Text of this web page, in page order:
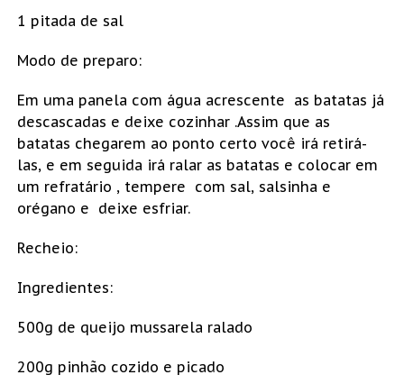
1 pitada de sal
Modo de preparo:
Em uma panela com água acrescente as batatas já
descascadas e deixe cozinhar .Assim que as
batatas chegarem ao ponto certo você irá retirá-
las, e em seguida irá ralar as batatas e colocar em
um refratário , tempere com sal, salsinha e
orégano e deixe esfriar.
Recheio:
Ingredientes:
500g de queijo mussarela ralado
200g pinhão cozido e picado